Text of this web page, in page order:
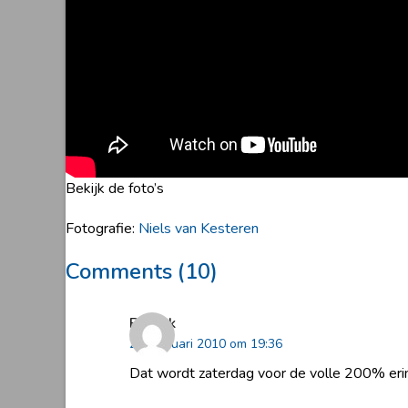
Bekijk de foto’s
Fotografie: Niels van Kesteren
Comments (10)
Patrick
25 februari 2010 om 19:36
Dat wordt zaterdag voor de volle 200%